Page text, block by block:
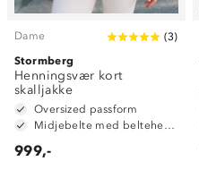
Dame (3)
Stormberg
Henningsvær kort
skalljakke
Oversized passform
999,-